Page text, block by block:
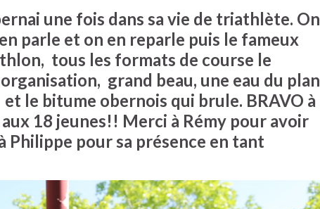
une fois dans sa vie de triathlète. On
parle et on en reparle puis le fameux
tous les formats de course le
grand beau, une eau du plan
et le bitume obernois qui brule. BRAVO à
18 jeunes!! Merci à Rémy pour avoir
Philippe pour sa présence en tant